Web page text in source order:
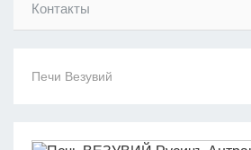
Контакты
Печи Везувий